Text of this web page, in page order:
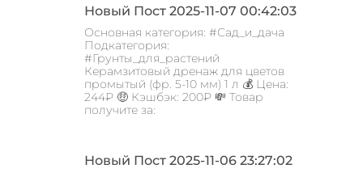
Новый Пост 2025-11-07 00:42:03
Основная категория: #Сад_и_дача
Подкатегория:
#Грунты_для_растений
Керамзитовый дренаж для цветов
промытый (фр. 5-10 мм) 1 л 💰 Цена:
244₽ 🤑 Кэшбэк: 200₽ 💸 Товар
получите за:
Новый Пост 2025-11-06 23:27:02